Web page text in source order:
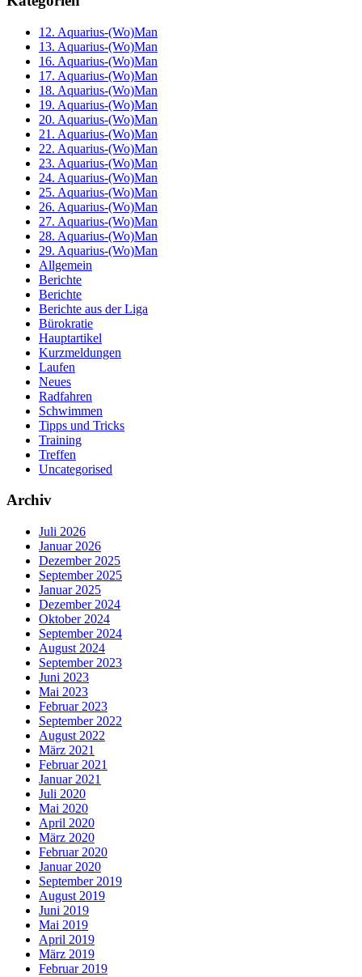
12. Aquarius-(Wo)Man
13. Aquarius-(Wo)Man
16. Aquarius-(Wo)Man
17. Aquarius-(Wo)Man
18. Aquarius-(Wo)Man
19. Aquarius-(Wo)Man
20. Aquarius-(Wo)Man
21. Aquarius-(Wo)Man
22. Aquarius-(Wo)Man
23. Aquarius-(Wo)Man
24. Aquarius-(Wo)Man
25. Aquarius-(Wo)Man
26. Aquarius-(Wo)Man
27. Aquarius-(Wo)Man
28. Aquarius-(Wo)Man
29. Aquarius-(Wo)Man
Allgemein
Berichte
Berichte
Berichte aus der Liga
Bürokratie
Hauptartikel
Kurzmeldungen
Laufen
Neues
Radfahren
Schwimmen
Tipps und Tricks
Training
Treffen
Uncategorised
Archiv
Juli 2026
Januar 2026
Dezember 2025
September 2025
Januar 2025
Dezember 2024
Oktober 2024
September 2024
August 2024
September 2023
Juni 2023
Mai 2023
Februar 2023
September 2022
August 2022
März 2021
Februar 2021
Januar 2021
Juli 2020
Mai 2020
April 2020
März 2020
Februar 2020
Januar 2020
September 2019
August 2019
Juni 2019
Mai 2019
April 2019
März 2019
Februar 2019